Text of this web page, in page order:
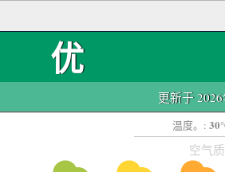
优
更新于
温度。: 30
空气